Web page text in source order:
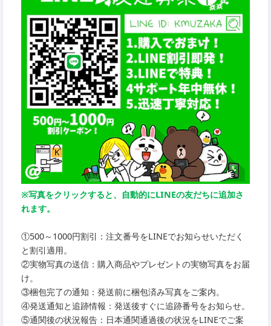
※写真をクリックすると、自動的にLINEの友だちに追加さ
れます。
①500～1000円割引：注文番号をLINEでお知らせいただく
と割引適用。
②実物写真の送信：購入商品やプレゼントの実物写真をお届
け。
③梱包完了の通知：発送前に梱包済み写真をご案内。
④発送通知と追跡情報：発送後すぐに追跡番号をお知らせ。
⑤通関後の状況報告：日本通関通過後の状況をLINEでご案